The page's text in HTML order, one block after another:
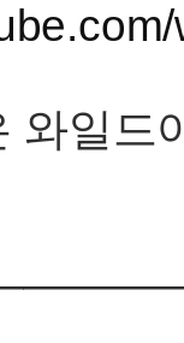
와일드